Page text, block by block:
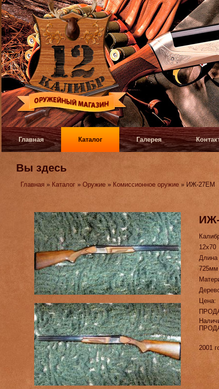
Главная Каталог Галерея
Вы здесь
Главная » Каталог »Оружие » Комиссионное оружие » ИЖ-27ЕМ
12х70
725мм
Цена:
2001